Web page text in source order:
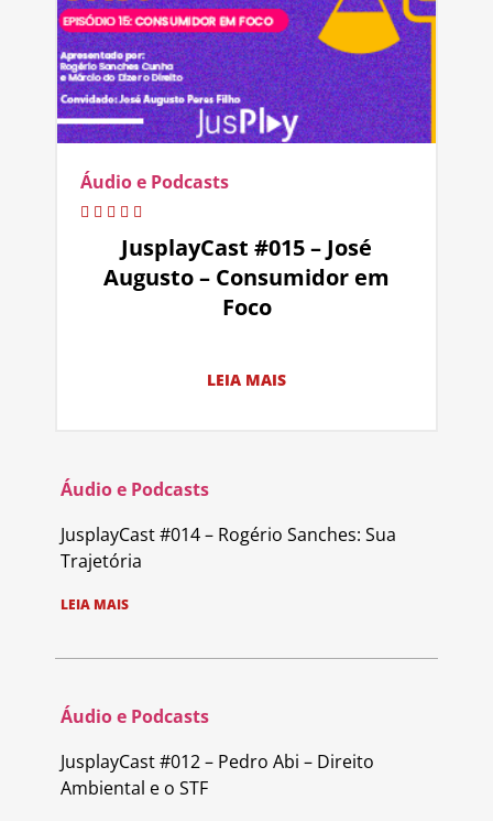
Áudio e Podcasts
JusplayCast #015 – José
Augusto – Consumidor em
Foco
LEIA MAIS
Áudio e Podcasts
JusplayCast #014 – Rogério Sanches: Sua
Trajetória
LEIA MAIS
Áudio e Podcasts
JusplayCast #012 – Pedro Abi – Direito
Ambiental e o STF